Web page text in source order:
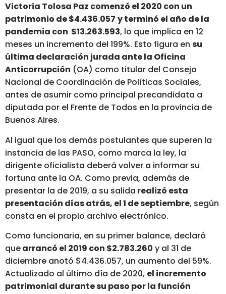
Victoria Tolosa Paz comenzó el 2020 con un
patrimonio de $4.436.057 y terminó el año de la
pandemia con $13.263.593, lo que implica en 12
meses un incremento del 199%. Esto figura en su
última declaración jurada ante la Oficina
Anticorrupción (OA) como titular del Consejo
Nacional de Coordinación de Políticas Sociales,
antes de asumir como principal precandidata a
diputada por el Frente de Todos en la provincia de
Buenos Aires.
Al igual que los demás postulantes que superen la
instancia de las PASO, como marca la ley, la
dirigente oficialista deberá volver a informar su
fortuna ante la OA. Como previa, además de
presentar la de 2019, a su salida realizó esta
presentación días atrás, el 1 de septiembre, según
consta en el propio archivo electrónico.
Como funcionaria, en su primer balance, declaró
quearrancó el 2019 con $2.783.260 y al 31 de
diciembre anotó $4.436.057, un aumento del 59%.
Actualizado al último día de 2020, el incremento
patrimonial durante su paso por la función